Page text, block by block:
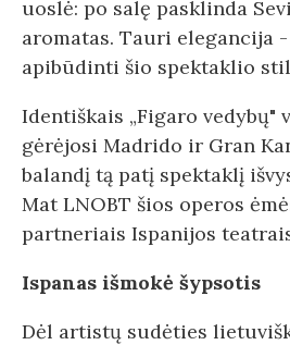
uoslė: po salę pasklinda
aromatas. Tauri elegancija
apibūdinti šio spektaklio
Identiškais „Figaro vedybų"
gėrėjosi Madrido ir Gran
balandį tą patį spektaklį
Mat LNOBT šios operos
partneriais Ispanijos
Ispanas išmokė šypsotis
Dėl artistų sudėties